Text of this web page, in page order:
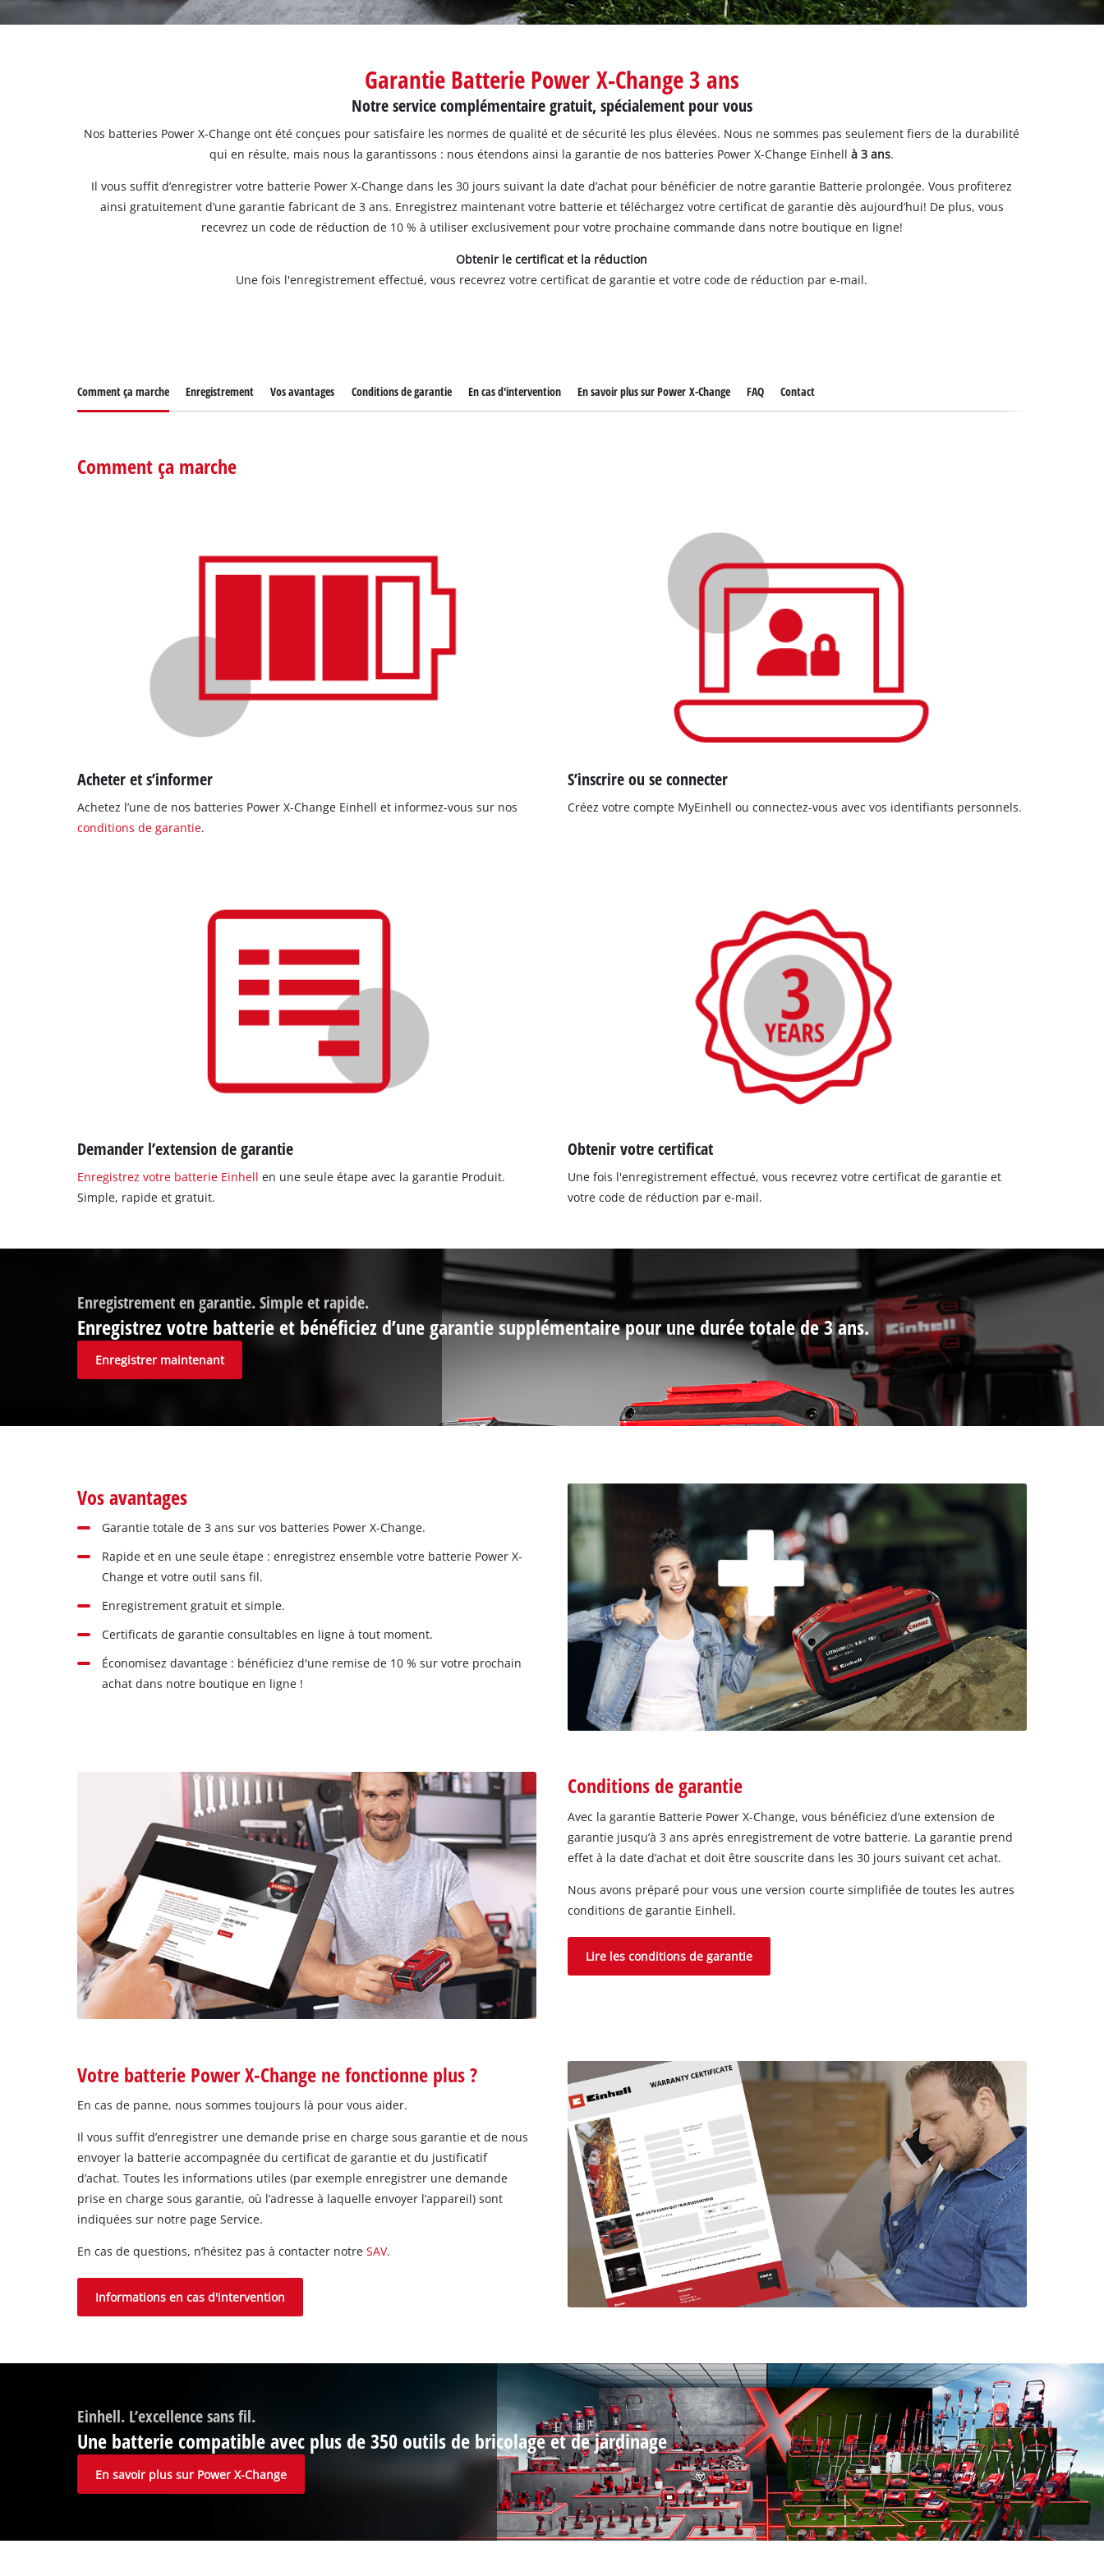
English
Garantie Batterie Power X-Change 3 ans
Notre service complémentaire gratuit, spécialement pour vous
Nos batteries Power X-Change ont été conçues pour satisfaire les normes de qualité et de sécurité les plus élevées. Nous ne sommes pas seulement fiers de la durabilité
qui en résulte, mais nous la garantissons : nous étendons ainsi la garantie de nos batteries Power X-Change Einhell à 3 ans.
Il vous suffit d’enregistrer votre batterie Power X-Change dans les 30 jours suivant la date d’achat pour bénéficier de notre garantie Batterie prolongée. Vous profiterez
ainsi gratuitement d’une garantie fabricant de 3 ans. Enregistrez maintenant votre batterie et téléchargez votre certificat de garantie dès aujourd’hui! De plus, vous
recevrez un code de réduction de 10 % à utiliser exclusivement pour votre prochaine commande dans notre boutique en ligne!
Obtenir le certificat et la réduction
Une fois l'enregistrement effectué, vous recevrez votre certificat de garantie et votre code de réduction par e-mail.
Comment ça marche Enregistrement Vos avantages Conditions de garantie En cas d'intervention En savoir plus sur Power X-Change FAQ Contact
Comment ça marche
Acheter et s’informer
Achetez l’une de nos batteries Power X-Change Einhell et informez-vous sur nos
conditions de garantie.
S’inscrire ou se connecter
Créez votre compte MyEinhell ou connectez-vous avec vos identifiants personnels.
Demander l’extension de garantie
Enregistrez votre batterie Einhell en une seule étape avec la garantie Produit.
Simple, rapide et gratuit.
Obtenir votre certificat
Une fois l'enregistrement effectué, vous recevrez votre certificat de garantie et
votre code de réduction par e-mail.
Enregistrement en garantie. Simple et rapide.
Enregistrez votre batterie et bénéficiez d’une garantie supplémentaire pour une durée totale de 3 ans.
Enregistrer maintenant
Vos avantages
Garantie totale de 3 ans sur vos batteries Power X-Change.
Rapide et en une seule étape : enregistrez ensemble votre batterie Power X-
Change et votre outil sans fil.
Enregistrement gratuit et simple.
Certificats de garantie consultables en ligne à tout moment.
Économisez davantage : bénéficiez d'une remise de 10 % sur votre prochain
achat dans notre boutique en ligne !
Conditions de garantie
Avec la garantie Batterie Power X-Change, vous bénéficiez d’une extension de
garantie jusqu’à 3 ans après enregistrement de votre batterie. La garantie prend
effet à la date d’achat et doit être souscrite dans les 30 jours suivant cet achat.
Nous avons préparé pour vous une version courte simplifiée de toutes les autres
conditions de garantie Einhell.
Lire les conditions de garantie
Votre batterie Power X-Change ne fonctionne plus ?
En cas de panne, nous sommes toujours là pour vous aider.
Il vous suffit d’enregistrer une demande prise en charge sous garantie et de nous
envoyer la batterie accompagnée du certificat de garantie et du justificatif
d’achat. Toutes les informations utiles (par exemple enregistrer une demande
prise en charge sous garantie, où l’adresse à laquelle envoyer l’appareil) sont
indiquées sur notre page Service.
En cas de questions, n’hésitez pas à contacter notreSAV.
Informations en cas d'intervention
Einhell. L’excellence sans fil.
Une batterie compatible avec plus de 350 outils de bricolage et de jardinage
En savoir plus sur Power X-Change